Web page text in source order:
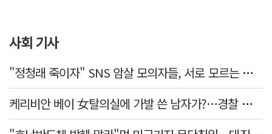
사회 기사
"정청래 죽이자" SNS 암살 모의자들, 서로 모르는 사이였다…檢송치
케리비안 베이 女탈의실에 가발 쓴 남자가?…경찰 추적 중